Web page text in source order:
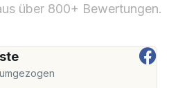
über 800+ Bewertungen.